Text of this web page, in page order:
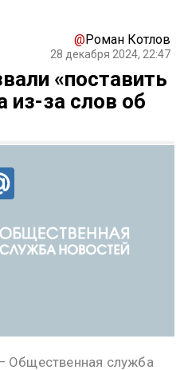
@Роман Котлов
28 декабря 2024, 22:47
«поставить
из-за слов об
Общественная служба